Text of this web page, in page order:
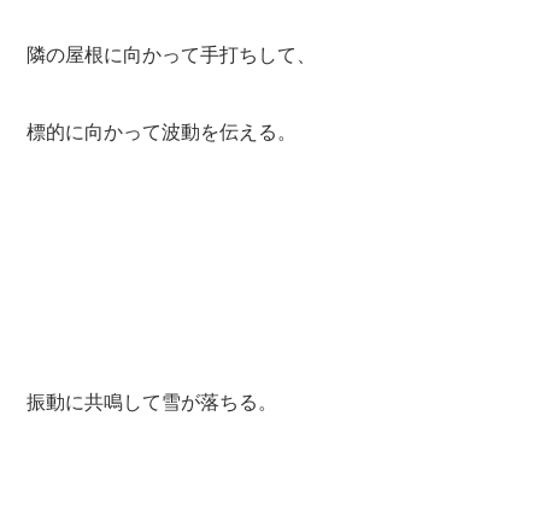
隣の屋根に向かって手打ちして、
標的に向かって波動を伝える。
振動に共鳴して雪が落ちる。